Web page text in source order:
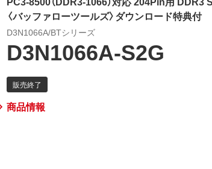
〈バッファローツールズ〉ダウンロード特典付
D3N1066A/BTシリーズ
D3N1066A-S2G
商品情報